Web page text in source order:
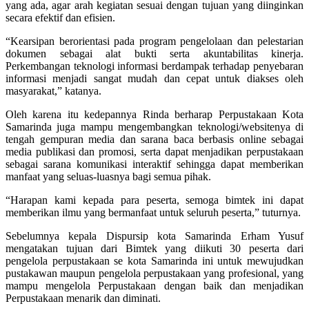
yang ada, agar arah kegiatan sesuai dengan tujuan yang diinginkan
secara efektif dan efisien.
“Kearsipan berorientasi pada program pengelolaan dan pelestarian
dokumen sebagai alat bukti serta akuntabilitas kinerja.
Perkembangan teknologi informasi berdampak terhadap penyebaran
informasi menjadi sangat mudah dan cepat untuk diakses oleh
masyarakat,” katanya.
Oleh karena itu kedepannya Rinda berharap Perpustakaan Kota
Samarinda juga mampu mengembangkan teknologi/websitenya di
tengah gempuran media dan sarana baca berbasis online sebagai
media publikasi dan promosi, serta dapat menjadikan perpustakaan
sebagai sarana komunikasi interaktif sehingga dapat memberikan
manfaat yang seluas-luasnya bagi semua pihak.
“Harapan kami kepada para peserta, semoga bimtek ini dapat
memberikan ilmu yang bermanfaat untuk seluruh peserta,” tuturnya.
Sebelumnya kepala Dispursip kota Samarinda Erham Yusuf
mengatakan tujuan dari Bimtek yang diikuti 30 peserta dari
pengelola perpustakaan se kota Samarinda ini untuk mewujudkan
pustakawan maupun pengelola perpustakaan yang profesional, yang
mampu mengelola Perpustakaan dengan baik dan menjadikan
Perpustakaan menarik dan diminati.